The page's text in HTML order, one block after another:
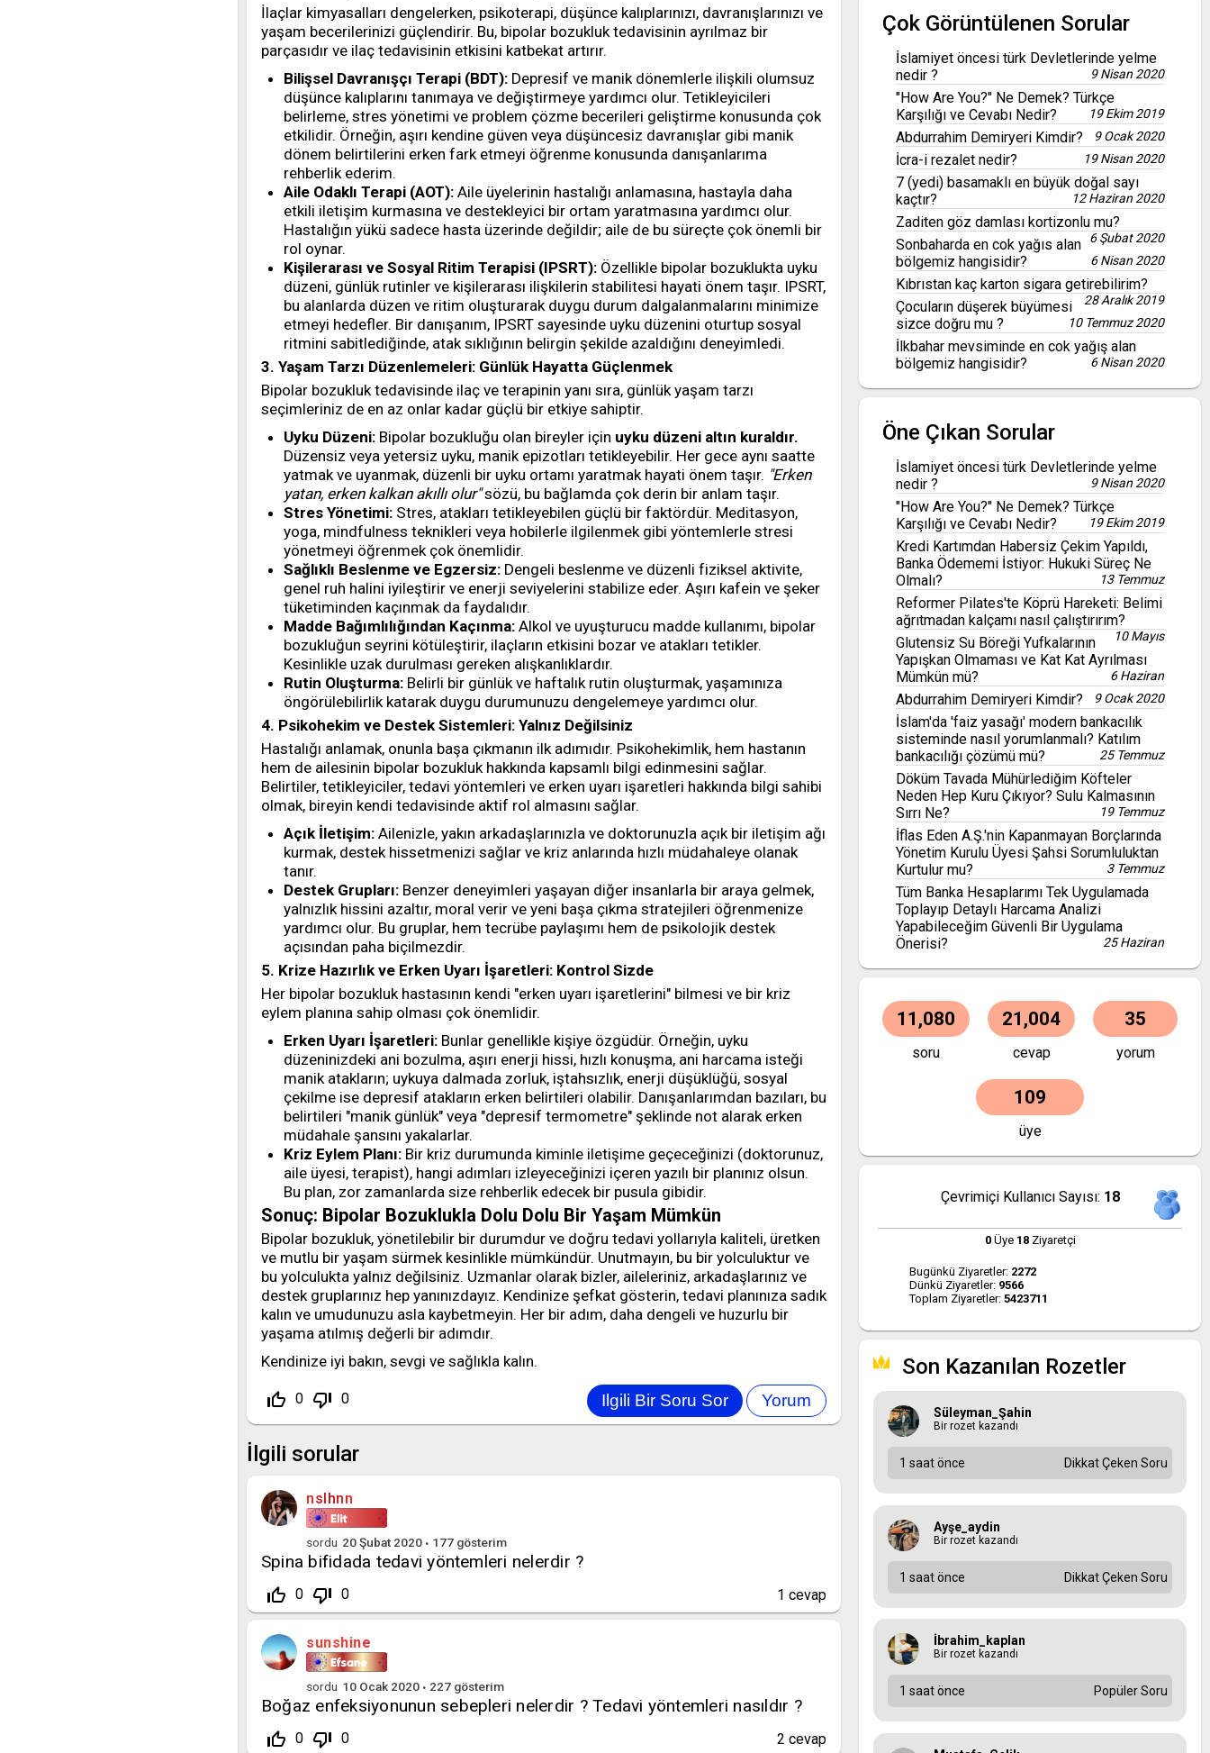
İlaçlar kimyasalları dengelerken, psikoterapi, düşünce kalıplarınızı, davranışlarınızı ve
yaşam becerilerinizi güçlendirir. Bu, bipolar bozukluk tedavisinin ayrılmaz bir
parçasıdır ve ilaç tedavisinin etkisini katbekat artırır.
Bilişsel Davranışçı Terapi (BDT): Depresif ve manik dönemlerle ilişkili olumsuz
düşünce kalıplarını tanımaya ve değiştirmeye yardımcı olur. Tetikleyicileri
belirleme, stres yönetimi ve problem çözme becerileri geliştirme konusunda çok
etkilidir. Örneğin, aşırı kendine güven veya düşüncesiz davranışlar gibi manik
dönem belirtilerini erken fark etmeyi öğrenme konusunda danışanlarıma
rehberlik ederim.
Aile Odaklı Terapi (AOT): Aile üyelerinin hastalığı anlamasına, hastayla daha
etkili iletişim kurmasına ve destekleyici bir ortam yaratmasına yardımcı olur.
Hastalığın yükü sadece hasta üzerinde değildir; aile de bu süreçte çok önemli bir
rol oynar.
Kişilerarası ve Sosyal Ritim Terapisi (IPSRT): Özellikle bipolar bozuklukta uyku
düzeni, günlük rutinler ve kişilerarası ilişkilerin stabilitesi hayati önem taşır. IPSRT,
bu alanlarda düzen ve ritim oluşturarak duygu durum dalgalanmalarını minimize
etmeyi hedefler. Bir danışanım, IPSRT sayesinde uyku düzenini oturtup sosyal
ritmini sabitlediğinde, atak sıklığının belirgin şekilde azaldığını deneyimledi.
3. Yaşam Tarzı Düzenlemeleri: Günlük Hayatta Güçlenmek
Bipolar bozukluk tedavisinde ilaç ve terapinin yanı sıra, günlük yaşam tarzı
seçimleriniz de en az onlar kadar güçlü bir etkiye sahiptir.
Uyku Düzeni: Bipolar bozukluğu olan bireyler için uyku düzeni altın kuraldır.
Düzensiz veya yetersiz uyku, manik epizotları tetikleyebilir. Her gece aynı saatte
yatmak ve uyanmak, düzenli bir uyku ortamı yaratmak hayati önem taşır. "Erken
yatan, erken kalkan akıllı olur"sözü, bu bağlamda çok derin bir anlam taşır.
Stres Yönetimi: Stres, atakları tetikleyebilen güçlü bir faktördür. Meditasyon,
yoga, mindfulness teknikleri veya hobilerle ilgilenmek gibi yöntemlerle stresi
yönetmeyi öğrenmek çok önemlidir.
Sağlıklı Beslenme ve Egzersiz: Dengeli beslenme ve düzenli fiziksel aktivite,
genel ruh halini iyileştirir ve enerji seviyelerini stabilize eder. Aşırı kafein ve şeker
tüketiminden kaçınmak da faydalıdır.
Madde Bağımlılığından Kaçınma: Alkol ve uyuşturucu madde kullanımı, bipolar
bozukluğun seyrini kötüleştirir, ilaçların etkisini bozar ve atakları tetikler.
Kesinlikle uzak durulması gereken alışkanlıklardır.
Rutin Oluşturma: Belirli bir günlük ve haftalık rutin oluşturmak, yaşamınıza
öngörülebilirlik katarak duygu durumunuzu dengelemeye yardımcı olur.
4. Psikohekim ve Destek Sistemleri: Yalnız Değilsiniz
Hastalığı anlamak, onunla başa çıkmanın ilk adımıdır. Psikohekimlik, hem hastanın
hem de ailesinin bipolar bozukluk hakkında kapsamlı bilgi edinmesini sağlar.
Belirtiler, tetikleyiciler, tedavi yöntemleri ve erken uyarı işaretleri hakkında bilgi sahibi
olmak, bireyin kendi tedavisinde aktif rol almasını sağlar.
Açık İletişim: Ailenizle, yakın arkadaşlarınızla ve doktorunuzla açık bir iletişim ağı
kurmak, destek hissetmenizi sağlar ve kriz anlarında hızlı müdahaleye olanak
tanır.
Destek Grupları: Benzer deneyimleri yaşayan diğer insanlarla bir araya gelmek,
yalnızlık hissini azaltır, moral verir ve yeni başa çıkma stratejileri öğrenmenize
yardımcı olur. Bu gruplar, hem tecrübe paylaşımı hem de psikolojik destek
açısından paha biçilmezdir.
5. Krize Hazırlık ve Erken Uyarı İşaretleri: Kontrol Sizde
Her bipolar bozukluk hastasının kendi "erken uyarı işaretlerini" bilmesi ve bir kriz
eylem planına sahip olması çok önemlidir.
Erken Uyarı İşaretleri: Bunlar genellikle kişiye özgüdür. Örneğin, uyku
düzeninizdeki ani bozulma, aşırı enerji hissi, hızlı konuşma, ani harcama isteği
manik atakların; uykuya dalmada zorluk, iştahsızlık, enerji düşüklüğü, sosyal
çekilme ise depresif atakların erken belirtileri olabilir. Danışanlarımdan bazıları, bu
belirtileri "manik günlük" veya "depresif termometre" şeklinde not alarak erken
müdahale şansını yakalarlar.
Kriz Eylem Planı: Bir kriz durumunda kiminle iletişime geçeceğinizi (doktorunuz,
aile üyesi, terapist), hangi adımları izleyeceğinizi içeren yazılı bir planınız olsun.
Bu plan, zor zamanlarda size rehberlik edecek bir pusula gibidir.
Sonuç: Bipolar Bozuklukla Dolu Dolu Bir Yaşam Mümkün
Bipolar bozukluk, yönetilebilir bir durumdur ve doğru tedavi yollarıyla kaliteli, üretken
ve mutlu bir yaşam sürmek kesinlikle mümkündür. Unutmayın, bu bir yolculuktur ve
bu yolculukta yalnız değilsiniz. Uzmanlar olarak bizler, aileleriniz, arkadaşlarınız ve
destek gruplarınız hep yanınızdayız. Kendinize şefkat gösterin, tedavi planınıza sadık
kalın ve umudunuzu asla kaybetmeyin. Her bir adım, daha dengeli ve huzurlu bir
yaşama atılmış değerli bir adımdır.
Kendinize iyi bakın, sevgi ve sağlıkla kalın.
thumb_up_off_alt 0 thumb_down_off_alt 0
İlgili sorular
nslhnn
sordu 20 Şubat 2020 177 gösterim
Spina bifidada tedavi yöntemleri nelerdir ?
thumb_up_off_alt 0 thumb_down_off_alt 0 1 cevap
sunshine
sordu 10 Ocak 2020 227 gösterim
Boğaz enfeksiyonunun sebepleri nelerdir ? Tedavi yöntemleri nasıldır ?
thumb_up_off_alt 0 thumb_down_off_alt 0 2 cevap
Çok Görüntülenen Sorular
İslamiyet öncesi türk Devletlerinde yelme
nedir ?
9 Nisan 2020
"How Are You?" Ne Demek? Türkçe
Karşılığı ve Cevabı Nedir?
19 Ekim 2019
Abdurrahim Demiryeri Kimdir? 9 Ocak 2020
İcra-i rezalet nedir? 19 Nisan 2020
7 (yedi) basamaklı en büyük doğal sayı
kaçtır?
12 Haziran 2020
Zaditen göz damlası kortizonlu mu?
6 Şubat 2020
Sonbaharda en cok yağıs alan
bölgemiz hangisidir?
6 Nisan 2020
Kıbrıstan kaç karton sigara getirebilirim?
28 Aralık 2019
Çocuların düşerek büyümesi
sizce doğru mu ?
10 Temmuz 2020
İlkbahar mevsiminde en cok yağış alan
bölgemiz hangisidir?
6 Nisan 2020
Öne Çıkan Sorular
İslamiyet öncesi türk Devletlerinde yelme
nedir ?
9 Nisan 2020
"How Are You?" Ne Demek? Türkçe
Karşılığı ve Cevabı Nedir?
19 Ekim 2019
Kredi Kartımdan Habersiz Çekim Yapıldı,
Banka Ödememi İstiyor: Hukuki Süreç Ne
Olmalı?
13 Temmuz
Reformer Pilates'te Köprü Hareketi: Belimi
ağrıtmadan kalçamı nasıl çalıştırırım?
10 Mayıs
Glutensiz Su Böreği Yufkalarının
Yapışkan Olmaması ve Kat Kat Ayrılması
Mümkün mü?
6 Haziran
Abdurrahim Demiryeri Kimdir? 9 Ocak 2020
İslam'da 'faiz yasağı' modern bankacılık
sisteminde nasıl yorumlanmalı? Katılım
bankacılığı çözümü mü?
25 Temmuz
Döküm Tavada Mühürlediğim Köfteler
Neden Hep Kuru Çıkıyor? Sulu Kalmasının
Sırrı Ne?
19 Temmuz
İflas Eden A.Ş.'nin Kapanmayan Borçlarında
Yönetim Kurulu Üyesi Şahsi Sorumluluktan
Kurtulur mu?
3 Temmuz
Tüm Banka Hesaplarımı Tek Uygulamada
Toplayıp Detaylı Harcama Analizi
Yapabileceğim Güvenli Bir Uygulama
Önerisi?
25 Haziran
11,080
soru
21,004
cevap
35
yorum
109
üye
Çevrimiçi Kullanıcı Sayısı: 18
0Üye 18Ziyaretçi
Bugünkü Ziyaretler: 2272
Dünkü Ziyaretler: 9566
Toplam Ziyaretler: 5423711
Son Kazanılan Rozetler
Süleyman_Şahin
Bir rozet kazandı
1 saat önce Dikkat Çeken Soru
Ayşe_aydin
Bir rozet kazandı
1 saat önce Dikkat Çeken Soru
İbrahim_kaplan
Bir rozet kazandı
1 saat önce Popüler Soru